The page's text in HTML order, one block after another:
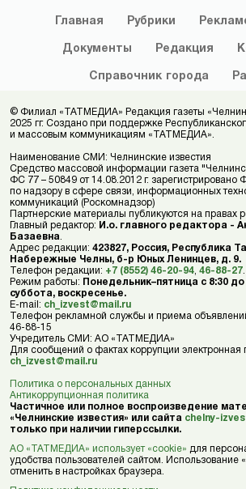
Главная Рубрики
Документы Редакция
Справочник города
© Филиал «ТАТМЕДИА» Редакция газеты
2025 гг. Создано при поддержке
и массовым коммуникациям «ТАТМЕДИА».
Наименование СМИ: Челнинские известия
Средство массовой информации газета
ФС 77 – 50849 от 14.08.2012 г. зарегистрировано
по надзору в сфере связи, информационных
коммуникаций (Роскомнадзор)
Партнерские материалы публикуются на правах
Главный редактор: И.о. главного редактора -
Базаевна
Адрес редакции: 423827, Россия, Республика
Набережные Челны, б-р Юных Ленинцев, д. 9.
Телефон редакции: +7 (8552) 46-20-94 46-88-27
Режим работы: Понедельник–пятница с 8:30
суббота, воскресенье.
E-mail: ch_izvest@mail.ru
Телефон рекламной службы и приема
46-88-15
Учредитель СМИ: АО «ТАТМЕДИА»
Для сообщений о фактах коррупции электронная
ch_izvest@mail.ru
Политика о персональных данных
Антикоррупционная политика
Частичное или полное воспроизведение
«Челнинские известия» или сайта chelny-
только при наличии гиперссылки.
АО «ТАТМЕДИА» использует «cookie» для
удобства пользователей сайтом. Использование
отменить в настройках браузера.